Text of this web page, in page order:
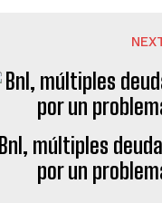
Bnl, múltiples
por un